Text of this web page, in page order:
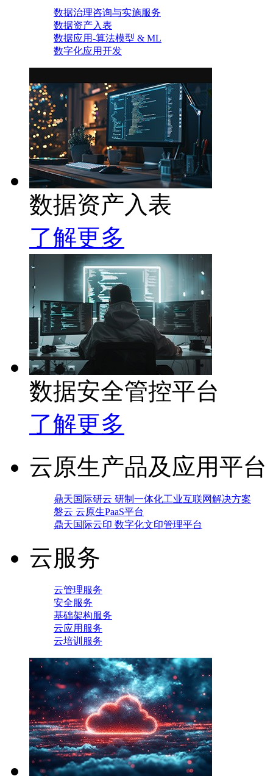
数据治理咨询与实施服务
数据资产入表
数据应用-算法模型 & ML
数字化应用开发
数据资产入表
了解更多
数据安全管控平台
了解更多
云原生产品及应用平台
鼎天国际研云 研制一体化工业互联网解决方案
磐云 云原生PaaS平台
鼎天国际云印 数字化文印管理平台
云服务
云管理服务
安全服务
基础架构服务
云应用服务
云培训服务